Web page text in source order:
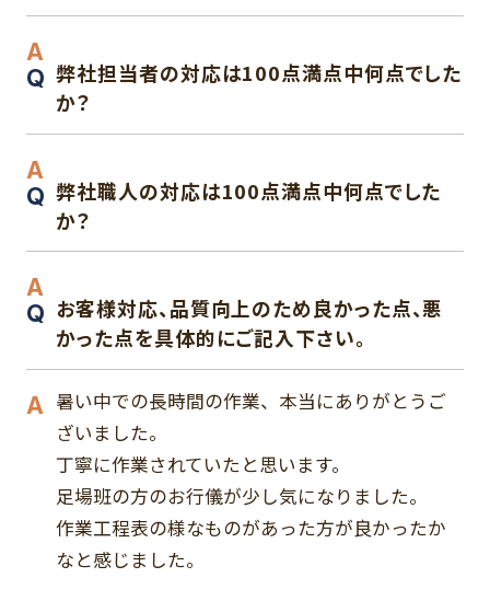
弊社担当者の対応は100点満点中何点でした
か？
弊社職人の対応は100点満点中何点でした
か？
お客様対応、品質向上のため良かった点、悪
かった点を具体的にご記入下さい。
暑い中での長時間の作業、本当にありがとうご
ざいました。
丁寧に作業されていたと思います。
足場班の方のお行儀が少し気になりました。
作業工程表の様なものがあった方が良かったか
なと感じました。